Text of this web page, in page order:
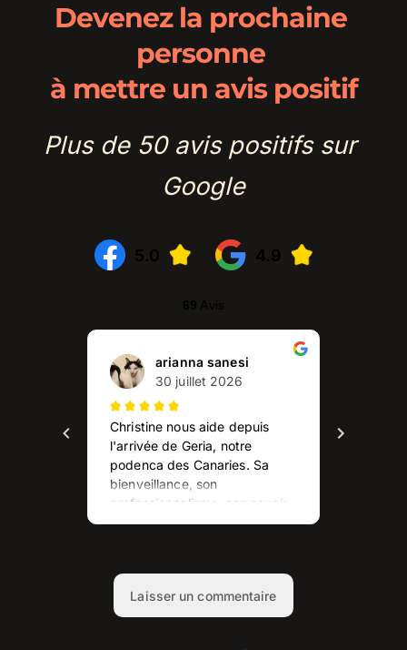
Devenez la prochaine
personne
à mettre un avis positif
Plus de 50 avis positifs sur
Google